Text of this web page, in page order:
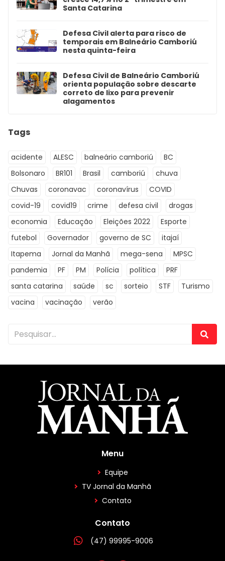
Santa Catarina
Defesa Civil alerta para risco de
temporais em Balneário Camboriú
nesta quinta-feira
Defesa Civil de Balneário Camboriú
orienta população sobre descarte
correto de lixo para prevenir
alagamentos
Tags
acidente ALESC balneário camboriú
BC
Bolsonaro
BR101 Brasil camboriú
chuva
Chuvas
coronavac coronavírus
COVID
covid-19
covid19 crime defesa civil
drogas
economia
Educação Eleições 2022
Esporte
futebol
Governador governo de SC
itajaí
Itapema
Jornal da Manhã mega-sena
MPSC
pandemia
PF PM Polícia política
PRF
santa catarina
saúde sc sorteio STF
Turismo
vacina
vacinação verão
Menu
Equipe
TV Jornal da Manhã
Contato
Contato
(47) 99995-9006